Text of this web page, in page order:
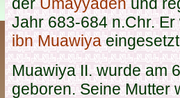
Jahr 683-684 n.Chr.
ibn Muawiya
Muawiya II. wurde am
geboren. Seine Mutter